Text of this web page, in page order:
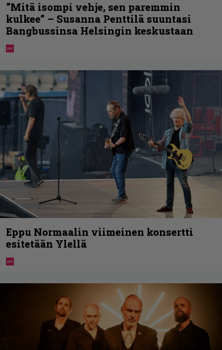
”Mitä isompi vehje, sen paremmin
kulkee” – Susanna Penttilä suuntasi
Bangbussinsa Helsingin keskustaan
Eppu Normaalin viimeinen konsertti
esitetään Ylellä